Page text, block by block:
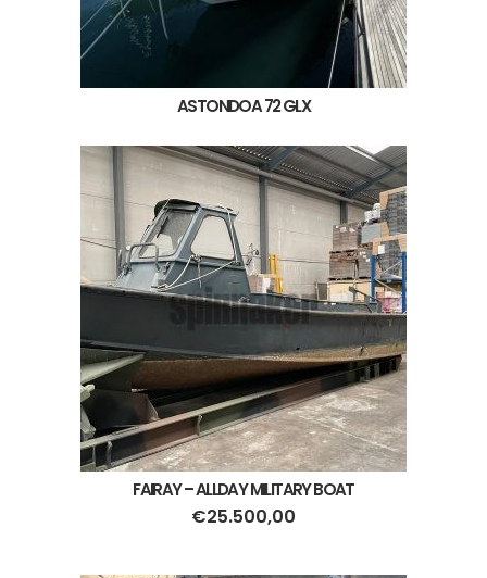
ASTONDOA 72 GLX
FAIRAY – ALLDAY MILITARY BOAT
€25.500,00